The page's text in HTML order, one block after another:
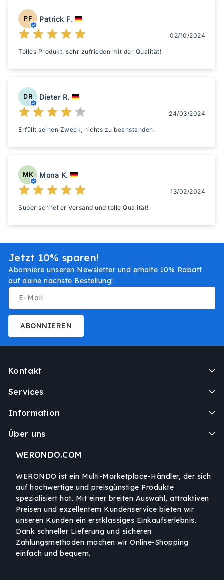
PF Patrick F.
02/10/2024
Tolles Produkt, sehr zufrieden mit der Qualität!
DR Dieter R.
24/03/2024
Erfüllt seinen Zweck, nichts zu beanstanden.
MK Mona K.
13/02/2024
Super schneller Versand und tolle Qualität!
Jetzt 10% sparen!
Abonniere unseren Newsletter und erhalte 10% Rabatt
auf deine nächste Bestellung!
E-Mail
ABONNIEREN
Kontakt
Services
Information
Über uns
WERONDO.COM
WERONDO ist ein Multi-Marketplace-Händler, der sich
auf hochwertige und preisgünstige Produkte
spezialisiert hat. Mit einer breiten Auswahl, attraktiven
Preisen und exzellentem Kundenservice bieten wir
unseren Kunden ein erstklassiges Einkaufserlebnis.
Dank schneller Lieferung und sicheren
Zahlungsmethoden machen wir Online-Shopping
einfach und bequem.